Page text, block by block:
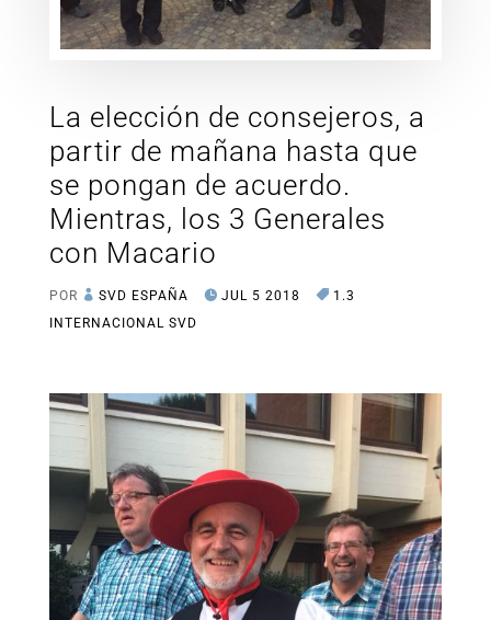
La elección de consejeros, a
partir de mañana hasta que
se pongan de acuerdo.
Mientras, los 3 Generales
con Macario
POR SVD ESPAÑA JUL 5 2018
1.3
INTERNACIONAL SVD